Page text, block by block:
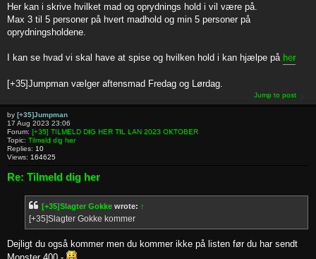
Her kan i skrive hvilket mad og oprydnings hold i vil være på.
Max 3 til 5 personer på hvert madhold og min 5 personer på
oprydningsholdene.
I kan se hvad vi skal have at spise og hvilken hold i kan hjælpe på her
[+35]Jumpman vælger aftensmad Fredag og Lørdag.
Jump to post
by [+35]Jumpman
17 Aug 2023 23:06
Forum: [+35] TILMELD DIG HER TIL LAN 2023 OKTOBER
Topic: Tilmeld dig her
Replies: 10
Views: 164625
Re: Tilmeld dig her
[+35]Slagter Gokke wrote: ↑
[+35]Slagter Gokke kommer
Dejligt du også kommer men du kommer ikke på listen før du har sendt